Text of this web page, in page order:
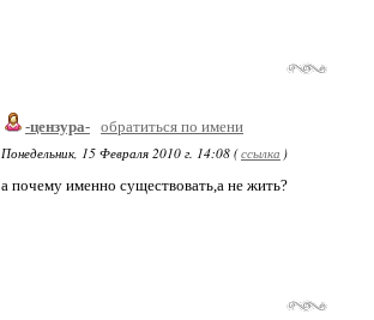
-цензура- обратиться по имени
Понедельник, 15 Февраля 2010 г. 14:08 (ссылка )
а почему именно существовать,а не жить?